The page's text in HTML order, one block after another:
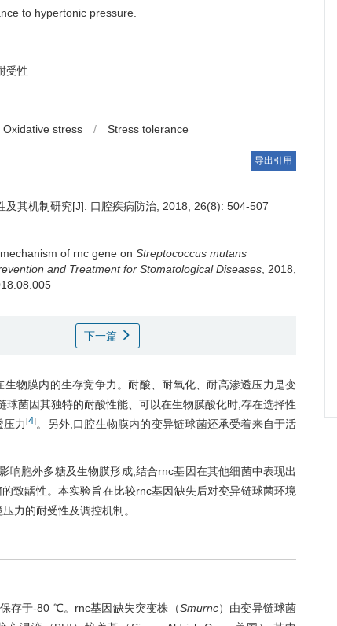
to hypertonic pressure.
受性
Oxidative stress / Stress tolerance
导出引用
及其机制研究[J]. 口腔疾病防治, 2018, 26(8): 504-507
of rnc gene on Streptococcus mutans
and Treatment for Stomatological Diseases , 2018,
下一篇
物膜内的生存竞争力。耐酸、耐氧化、耐高渗透压力是变
球菌因其独特的耐酸性能、可以在生物膜酸化时,存在选择性
压力[4]。另外,口腔生物膜内的变异链球菌还承受着来自于活
响胞外多糖及生物膜形成,结合rnc基因在其他细菌中表现出
致龋性。本实验旨在比较rnc基因缺失后对变异链球菌环境
力的耐受性及调控机制。
存于-80 ℃。rnc基因缺失突变株（Smurnc）由变异链球菌